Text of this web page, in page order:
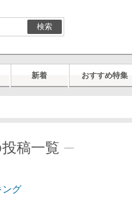
検索
新着 おすすめ特集
稿一覧
ング